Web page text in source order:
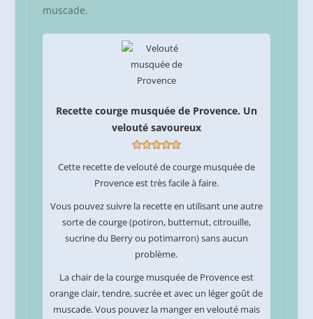
muscade.
Recette courge musquée de Provence. Un
velouté savoureux
Cette recette de velouté de courge musquée de
Provence est très facile à faire.
Vous pouvez suivre la recette en utilisant une autre
sorte de courge (potiron, butternut, citrouille,
sucrine du Berry ou potimarron) sans aucun
problème.
La chair de la courge musquée de Provence est
orange clair, tendre, sucrée et avec un léger goût de
muscade. Vous pouvez la manger en velouté mais